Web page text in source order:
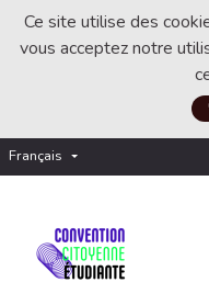
Ce site utilise des
vous acceptez notre
Français Choisir la langue